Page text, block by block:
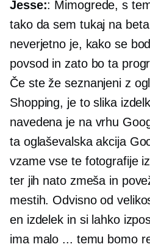
Jesse:: Mimogrede, s
tako da sem tukaj na
neverjetno je, kako se
povsod in zato bo ta
Če ste že seznanjeni z
Shopping, je to slika
navedena je na vrhu
ta oglaševalska akcija
vzame vse te fotografije
ter jih nato zmeša in
mestih. Odvisno od
en izdelek in si lahko
ima malo ... temu bomo